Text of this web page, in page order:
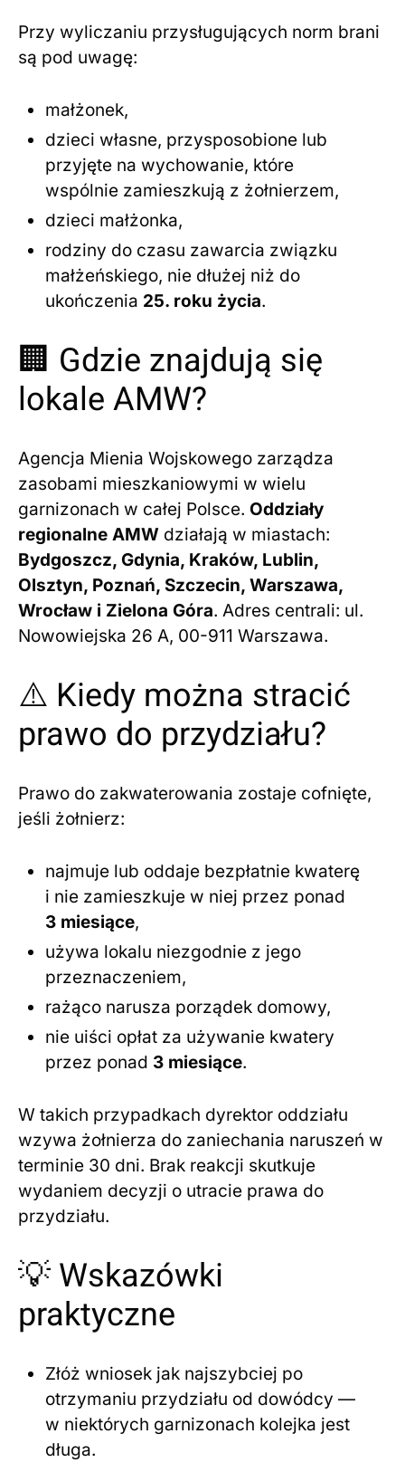
Przy wyliczaniu przysługujących norm brani
są pod uwagę:
małżonek,
dzieci własne, przysposobione lub
przyjęte na wychowanie, które
wspólnie zamieszkują z żołnierzem,
dzieci małżonka,
rodziny do czasu zawarcia związku
małżeńskiego, nie dłużej niż do
ukończenia 25. roku życia.
🏢 Gdzie znajdują się
lokale AMW?
Agencja Mienia Wojskowego zarządza
zasobami mieszkaniowymi w wielu
garnizonach w całej Polsce. Oddziały
regionalne AMW działają w miastach:
Bydgoszcz, Gdynia, Kraków, Lublin,
Olsztyn, Poznań, Szczecin, Warszawa,
Wrocław i Zielona Góra. Adres centrali: ul.
Nowowiejska 26 A, 00-911 Warszawa.
⚠️ Kiedy można stracić
prawo do przydziału?
Prawo do zakwaterowania zostaje cofnięte,
jeśli żołnierz:
najmuje lub oddaje bezpłatnie kwaterę
i nie zamieszkuje w niej przez ponad
3 miesiące,
używa lokalu niezgodnie z jego
przeznaczeniem,
rażąco narusza porządek domowy,
nie uiści opłat za używanie kwatery
przez ponad 3 miesiące.
W takich przypadkach dyrektor oddziału
wzywa żołnierza do zaniechania naruszeń w
terminie 30 dni. Brak reakcji skutkuje
wydaniem decyzji o utracie prawa do
przydziału.
💡 Wskazówki
praktyczne
Złóż wniosek jak najszybciej po
otrzymaniu przydziału od dowódcy —
w niektórych garnizonach kolejka jest
długa.